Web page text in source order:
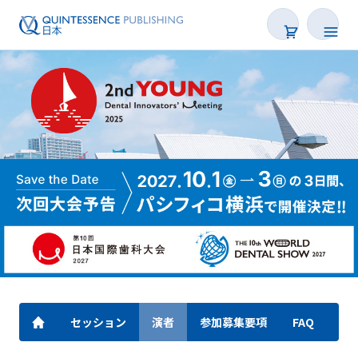
セッション 演者 参加募集要項 FAQ